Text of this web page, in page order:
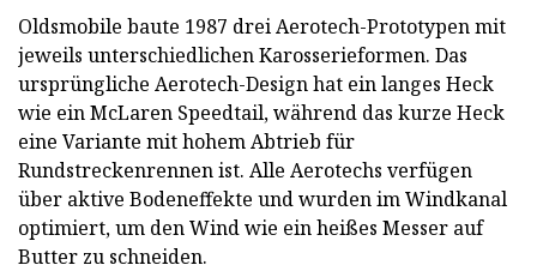
Oldsmobile baute 1987 drei Aerotech-Prototypen mit
jeweils unterschiedlichen Karosserieformen. Das
ursprüngliche Aerotech-Design hat ein langes Heck
wie ein McLaren Speedtail, während das kurze Heck
eine Variante mit hohem Abtrieb für
Rundstreckenrennen ist. Alle Aerotechs verfügen
über aktive Bodeneffekte und wurden im Windkanal
optimiert, um den Wind wie ein heißes Messer auf
Butter zu schneiden.